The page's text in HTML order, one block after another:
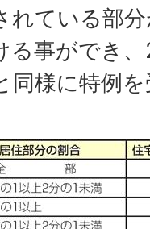
れている部
る事ができ
同様に特例